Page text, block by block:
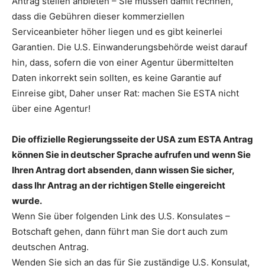
dass die Gebühren dieser kommerziellen
Serviceanbieter höher liegen und es gibt keinerlei
Garantien. Die U.S. Einwanderungsbehörde weist darauf
hin, dass, sofern die von einer Agentur übermittelten
Daten inkorrekt sein sollten, es keine Garantie auf
Einreise gibt, Daher unser Rat: machen Sie ESTA nicht
über eine Agentur!
Die offizielle Regierungsseite der USA zum ESTA Antrag
können Sie in deutscher Sprache aufrufen und wenn Sie
Ihren Antrag dort absenden, dann wissen Sie sicher,
dass Ihr Antrag an der richtigen Stelle eingereicht
wurde.
Wenn Sie über folgenden Link des U.S. Konsulates –
Botschaft gehen, dann führt man Sie dort auch zum
deutschen Antrag.
Wenden Sie sich an das für Sie zuständige U.S. Konsulat,